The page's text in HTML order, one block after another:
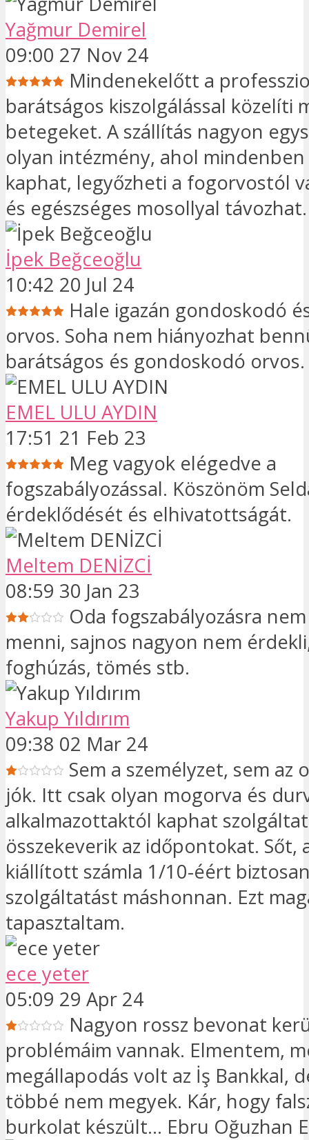
Yağmur Demirel
09:00 27 Nov 24
Mindenekelőtt a
barátságos kiszolgálással közelíti
betegeket. A szállítás nagyon
olyan intézmény, ahol
kaphat, legyőzheti a fogorvostól
és egészséges mosollyal távozhat.
İpek Beğceoğlu
10:42 20 Jul 24
Hale igazán gondoskodó
orvos. Soha nem hiányozhat
barátságos és gondoskodó orvos.
EMEL ULU AYDIN
17:51 21 Feb 23
Meg vagyok elégedve a
fogszabályozással. Köszönöm
érdeklődését és elhivatottságát.
Meltem DENİZCİ
08:59 30 Jan 23
Oda fogszabályozásra
menni, sajnos nagyon nem
foghúzás, tömés stb.
Yakup Yıldırım
09:38 02 Mar 24
Sem a személyzet, sem az
jók. Itt csak olyan mogorva és
alkalmazottaktól kaphat
összekeverik az időpontokat. Sőt,
kiállított számla 1/10-éért
szolgáltatást máshonnan. Ezt
tapasztaltam.
ece yeter
05:09 29 Apr 24
Nagyon rossz bevonat
problémáim vannak. Elmentem,
megállapodás volt az İş Bankkal,
többé nem megyek. Kár, hogy
burkolat készült... Ebru Oğuzhan